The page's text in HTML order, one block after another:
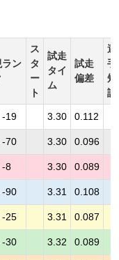
ラン
ス
タ
ー
ト
試走
タイ
ム
試走
偏差
選
手
短
評
-19 3.30 0.112
-70 3.30 0.096
-8 3.30 0.089
-90 3.31 0.108
-25 3.31 0.087
-30 3.32 0.089